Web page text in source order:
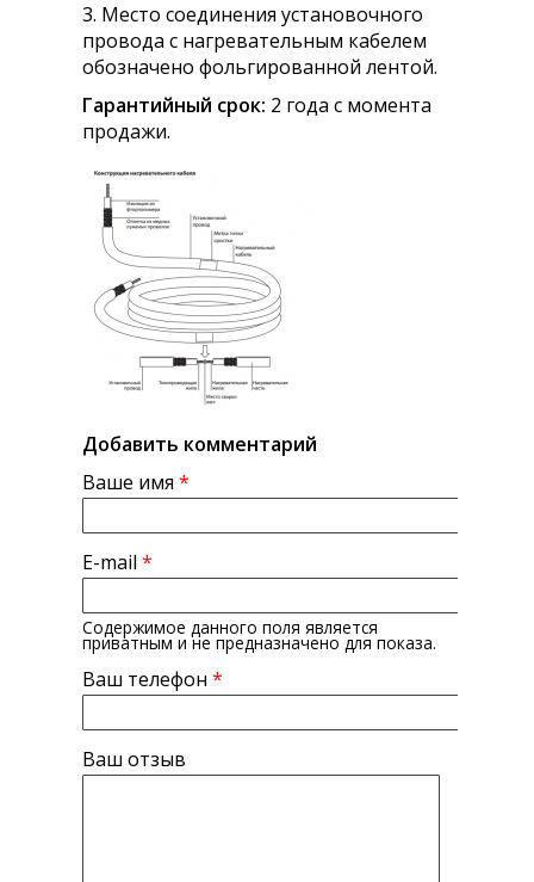
3. Место соединения установочного
провода с нагревательным кабелем
обозначено фольгированной лентой.
Гарантийный срок: 2 года с момента
продажи.
Добавить комментарий
Ваше имя *
E-mail *
Содержимое данного поля является
приватным и не предназначено для показа.
Ваш телефон *
Ваш отзыв